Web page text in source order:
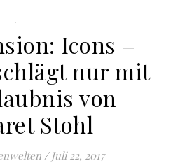
.
Icons –
nur mit
von
Stohl
/ Juli 22, 2017